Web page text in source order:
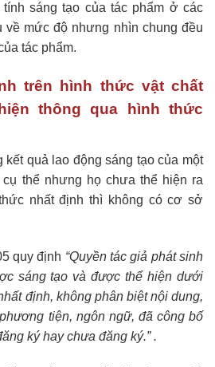
sáng tạo của tác phẩm ở các
mức độ nhưng nhìn chung đều
tác phẩm.
trên hình thức vật chất
thông qua hình thức
quả lao động sáng tạo của một
thể nhưng họ chưa thể hiện ra
nhất định thì không có cơ sở
quy định “Quyền tác giả phát sinh
sáng tạo và được thể hiện d­ưới
định, không phân biệt nội dung,
tiện, ngôn ngữ, đã công bố
ký hay ch­ưa đăng ký.” .